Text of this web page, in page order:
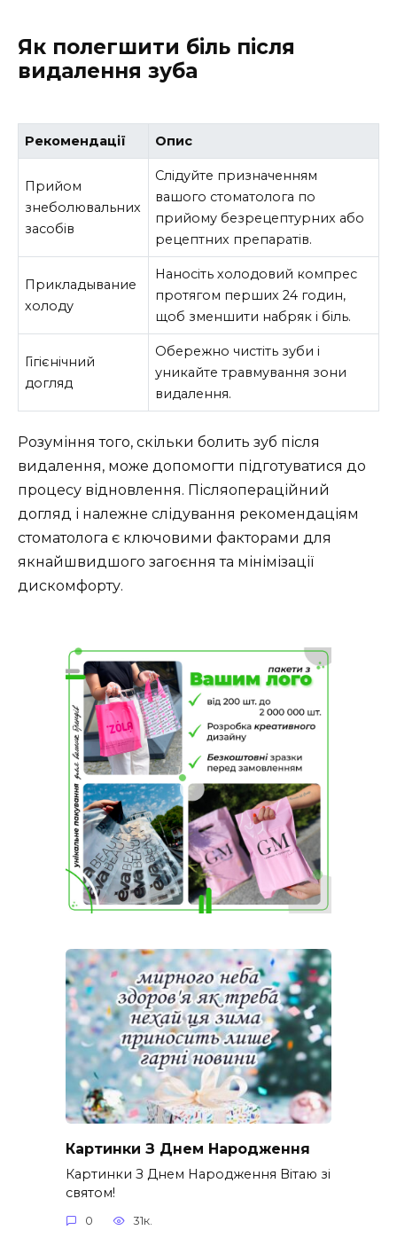
Як полегшити біль після
видалення зуба
Рекомендації Опис
Прийом
знеболювальних
засобів
Слідуйте призначенням
вашого стоматолога по
прийому безрецептурних або
рецептних препаратів.
Прикладывание
холоду
Наносіть холодовий компрес
протягом перших 24 годин,
щоб зменшити набряк і біль.
Гігієнічний
догляд
Обережно чистіть зуби і
уникайте травмування зони
видалення.
Розуміння того, скільки болить зуб після
видалення, може допомогти підготуватися до
процесу відновлення. Післяопераційний
догляд і належне слідування рекомендаціям
стоматолога є ключовими факторами для
якнайшвидшого загоєння та мінімізації
дискомфорту.
Картинки З Днем Народження
Картинки З Днем Народження Вітаю зі
святом!
0 31к.